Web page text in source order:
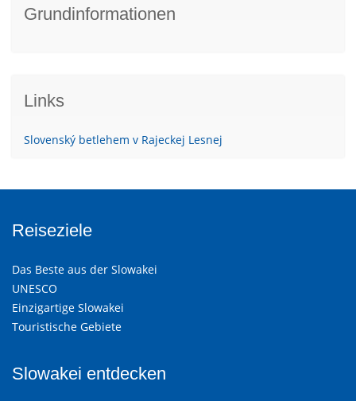
Grundinformationen
Links
Slovenský betlehem v Rajeckej Lesnej
Reiseziele
Das Beste aus der Slowakei
UNESCO
Einzigartige Slowakei
Touristische Gebiete
Slowakei entdecken